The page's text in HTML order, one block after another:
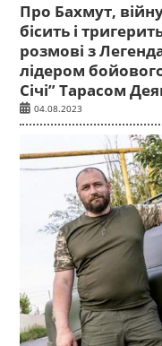
Про Бахмут,
бісить і
розмові з
лідером
Січі” Тарасом
04.08.2023